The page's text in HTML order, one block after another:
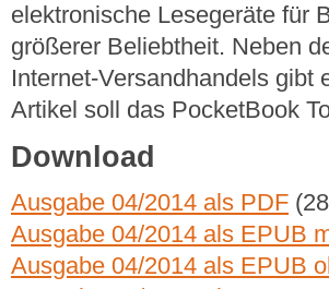
elektronische Lesegeräte für
größerer Beliebtheit. Neben
Internet-Versandhandels gibt
Artikel soll das PocketBook
Download
Ausgabe 04/2014 als PDF
Ausgabe 04/2014 als EPUB
Ausgabe 04/2014 als EPUB